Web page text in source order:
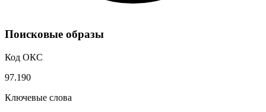
Поисковые образы
Код ОКС
97.190
Ключевые слова